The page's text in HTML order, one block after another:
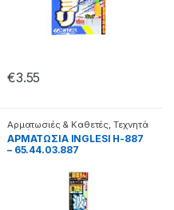
€3.55
Αρματωσιές & Καθετές Τεχνητά
δολώματα
ΑΡΜΑΤΩΣΙΑ INGLESI H-887
– 65.44.03.887